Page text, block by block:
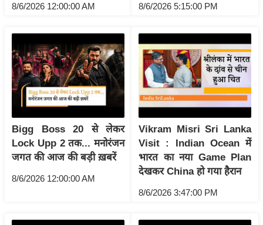
ट
L
2
0
6
क्रा
इ
पे
8/6/2026 12:00:00 AM 8/6/2026 5:15:00 PM
Bigg Boss 20 से लेकर
Lock Upp 2 तक... मनोरंजन
जगत की आज की बड़ी ख़बरें
8/6/2026 12:00:00 AM
Vikram Misri Sri Lanka
Visit : Indian Ocean में
भारत का नया Game Plan
देखकर China हो गया हैरान
8/6/2026 3:47:00 PM